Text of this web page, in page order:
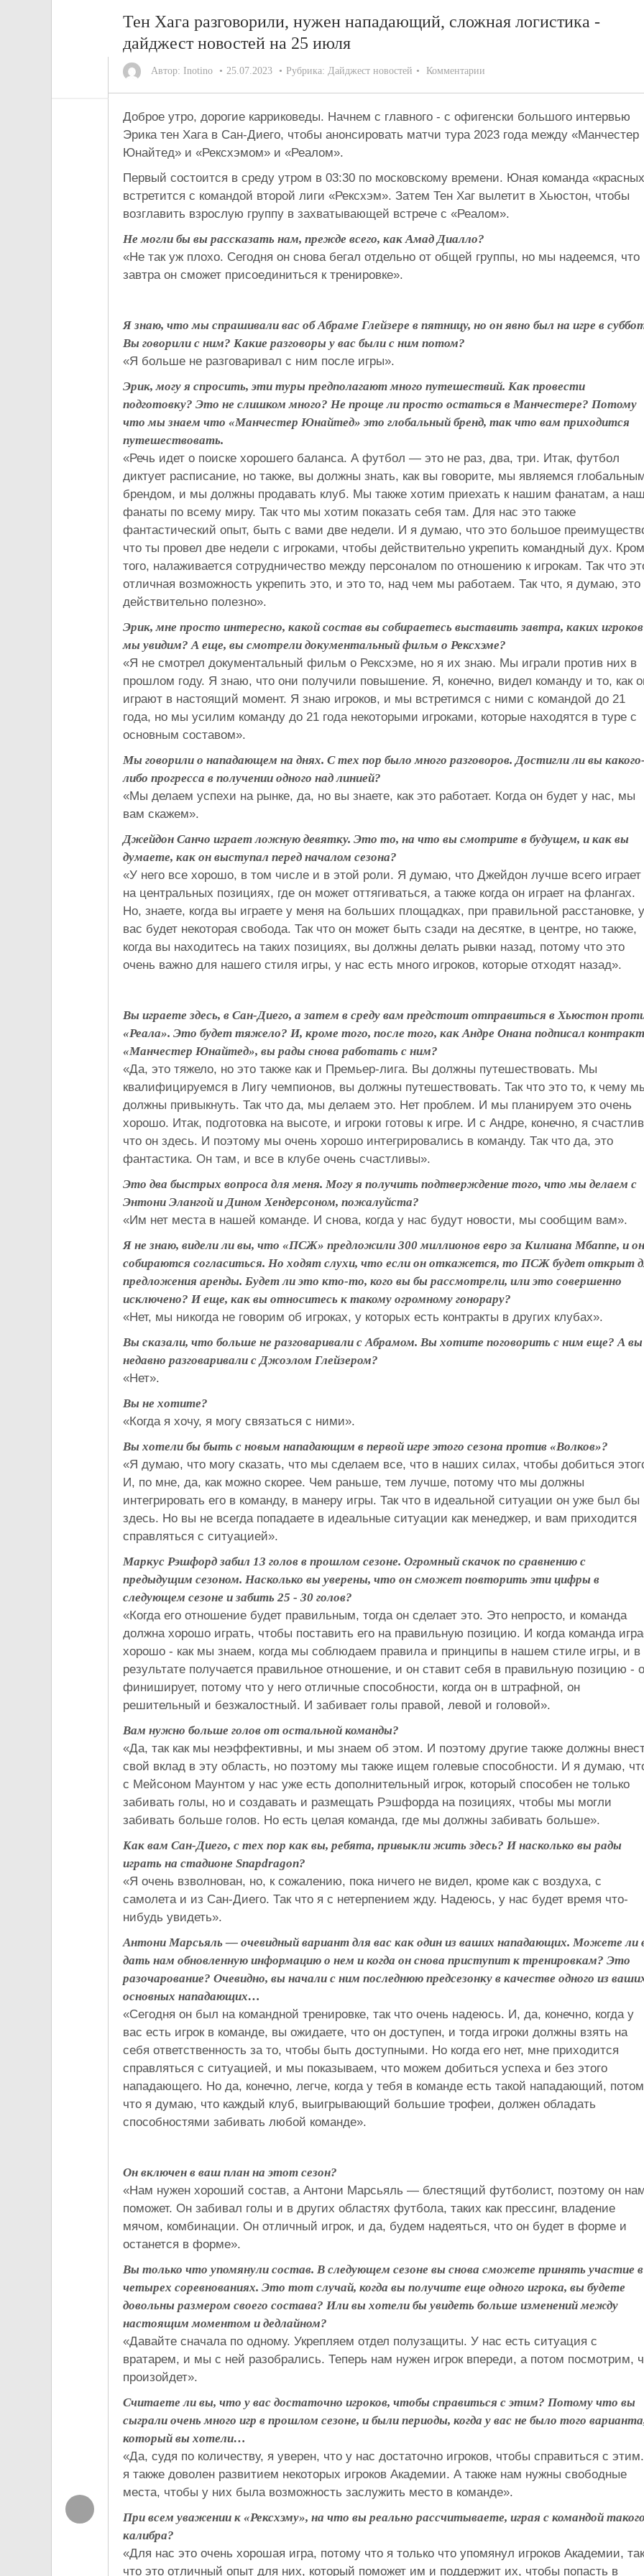
Тен Хага разговорили, нужен нападающий, сложная логистика -
дайджест новостей на 25 июля
Автор: Inotino 25.07.2023 Рубрика: Дайджест новостей Комментарии
Доброе утро, дорогие карриковеды. Начнем с главного - с офигенски большого интервью
Эрика тен Хага в Сан-Диего, чтобы анонсировать матчи тура 2023 года между «Манчестер
Юнайтед» и «Рексхэмом» и «Реалом».
Первый состоится в среду утром в 03:30 по московскому времени. Юная команда
встретится с командой второй лиги «Рексхэм». Затем Тен Хаг вылетит в Хьюстон, чтобы
возглавить взрослую группу в захватывающей встрече с «Реалом».
Не могли бы вы рассказать нам, прежде всего, как Амад Диалло?
«Не так уж плохо. Сегодня он снова бегал отдельно от общей группы, но мы надеемся, что
завтра он сможет присоединиться к тренировке».
Я знаю, что мы спрашивали вас об Абраме Глейзере в пятницу, но он явно был на игре в
Вы говорили с ним? Какие разговоры у вас были с ним потом?
«Я больше не разговаривал с ним после игры».
Эрик, могу я спросить, эти туры предполагают много путешествий. Как провести
подготовку? Это не слишком много? Не проще ли просто остаться в Манчестере? Потому
что мы знаем что «Манчестер Юнайтед» это глобальный бренд, так что вам приходится
путешествовать.
«Речь идет о поиске хорошего баланса. А футбол — это не раз, два, три. Итак, футбол
диктует расписание, но также, вы должны знать, как вы говорите, мы являемся
брендом, и мы должны продавать клуб. Мы также хотим приехать к нашим фанатам, а
фанаты по всему миру. Так что мы хотим показать себя там. Для нас это также
фантастический опыт, быть с вами две недели. И я думаю, что это большое
что ты провел две недели с игроками, чтобы действительно укрепить командный дух.
того, налаживается сотрудничество между персоналом по отношению к игрокам. Так что
отличная возможность укрепить это, и это то, над чем мы работаем. Так что, я думаю, это
действительно полезно».
Эрик, мне просто интересно, какой состав вы собираетесь выставить завтра, каких игроков
мы увидим? А еще, вы смотрели документальный фильм о Рексхэме?
«Я не смотрел документальный фильм о Рексхэме, но я их знаю. Мы играли против них в
прошлом году. Я знаю, что они получили повышение. Я, конечно, видел команду и то, как
играют в настоящий момент. Я знаю игроков, и мы встретимся с ними с командой до 21
года, но мы усилим команду до 21 года некоторыми игроками, которые находятся в туре с
основным составом».
Мы говорили о нападающем на днях. С тех пор было много разговоров. Достигли ли вы
либо прогресса в получении одного над линией?
«Мы делаем успехи на рынке, да, но вы знаете, как это работает. Когда он будет у нас, мы
вам скажем».
Джейдон Санчо играет ложную девятку. Это то, на что вы смотрите в будущем, и как вы
думаете, как он выступал перед началом сезона?
«У него все хорошо, в том числе и в этой роли. Я думаю, что Джейдон лучше всего играет
на центральных позициях, где он может оттягиваться, а также когда он играет на флангах.
Но, знаете, когда вы играете у меня на больших площадках, при правильной расстановке, у
вас будет некоторая свобода. Так что он может быть сзади на десятке, в центре, но также,
когда вы находитесь на таких позициях, вы должны делать рывки назад, потому что это
очень важно для нашего стиля игры, у нас есть много игроков, которые отходят назад».
Вы играете здесь, в Сан-Диего, а затем в среду вам предстоит отправиться в Хьюстон
«Реала». Это будет тяжело? И, кроме того, после того, как Андре Онана подписал
«Манчестер Юнайтед», вы рады снова работать с ним?
«Да, это тяжело, но это также как и Премьер-лига. Вы должны путешествовать. Мы
квалифицируемся в Лигу чемпионов, вы должны путешествовать. Так что это то, к чему
должны привыкнуть. Так что да, мы делаем это. Нет проблем. И мы планируем это очень
хорошо. Итак, подготовка на высоте, и игроки готовы к игре. И с Андре, конечно, я
что он здесь. И поэтому мы очень хорошо интегрировались в команду. Так что да, это
фантастика. Он там, и все в клубе очень счастливы».
Это два быстрых вопроса для меня. Могу я получить подтверждение того, что мы делаем с
Энтони Элангой и Дином Хендерсоном, пожалуйста?
«Им нет места в нашей команде. И снова, когда у нас будут новости, мы сообщим вам».
Я не знаю, видели ли вы, что «ПСЖ» предложили 300 миллионов евро за Килиана Мбаппе, и
собираются согласиться. Но ходят слухи, что если он откажется, то ПСЖ будет открыт
предложения аренды. Будет ли это кто-то, кого вы бы рассмотрели, или это совершенно
исключено? И еще, как вы относитесь к такому огромному гонорару?
«Нет, мы никогда не говорим об игроках, у которых есть контракты в других клубах».
Вы сказали, что больше не разговаривали с Абрамом. Вы хотите поговорить с ним еще? А вы
недавно разговаривали с Джоэлом Глейзером?
«Нет».
Вы не хотите?
«Когда я хочу, я могу связаться с ними».
Вы хотели бы быть с новым нападающим в первой игре этого сезона против «Волков»?
«Я думаю, что могу сказать, что мы сделаем все, что в наших силах, чтобы добиться
И, по мне, да, как можно скорее. Чем раньше, тем лучше, потому что мы должны
интегрировать его в команду, в манеру игры. Так что в идеальной ситуации он уже был бы
здесь. Но вы не всегда попадаете в идеальные ситуации как менеджер, и вам приходится
справляться с ситуацией».
Маркус Рэшфорд забил 13 голов в прошлом сезоне. Огромный скачок по сравнению с
предыдущим сезоном. Насколько вы уверены, что он сможет повторить эти цифры в
следующем сезоне и забить 25 - 30 голов?
«Когда его отношение будет правильным, тогда он сделает это. Это непросто, и команда
должна хорошо играть, чтобы поставить его на правильную позицию. И когда команда
хорошо - как мы знаем, когда мы соблюдаем правила и принципы в нашем стиле игры, и в
результате получается правильное отношение, и он ставит себя в правильную позицию -
финиширует, потому что у него отличные способности, когда он в штрафной, он
решительный и безжалостный. И забивает голы правой, левой и головой».
Вам нужно больше голов от остальной команды?
«Да, так как мы неэффективны, и мы знаем об этом. И поэтому другие также должны
свой вклад в эту область, но поэтому мы также ищем голевые способности. И я думаю,
с Мейсоном Маунтом у нас уже есть дополнительный игрок, который способен не только
забивать голы, но и создавать и размещать Рэшфорда на позициях, чтобы мы могли
забивать больше голов. Но есть целая команда, где мы должны забивать больше».
Как вам Сан-Диего, с тех пор как вы, ребята, привыкли жить здесь? И насколько вы рады
играть на стадионе Snapdragon?
«Я очень взволнован, но, к сожалению, пока ничего не видел, кроме как с воздуха, с
самолета и из Сан-Диего. Так что я с нетерпением жду. Надеюсь, у нас будет время что-
нибудь увидеть».
Антони Марсьяль — очевидный вариант для вас как один из ваших нападающих. Можете ли
дать нам обновленную информацию о нем и когда он снова приступит к тренировкам? Это
разочарование? Очевидно, вы начали с ним последнюю предсезонку в качестве одного из
основных нападающих…
«Сегодня он был на командной тренировке, так что очень надеюсь. И, да, конечно, когда у
вас есть игрок в команде, вы ожидаете, что он доступен, и тогда игроки должны взять на
себя ответственность за то, чтобы быть доступными. Но когда его нет, мне приходится
справляться с ситуацией, и мы показываем, что можем добиться успеха и без этого
нападающего. Но да, конечно, легче, когда у тебя в команде есть такой нападающий,
что я думаю, что каждый клуб, выигрывающий большие трофеи, должен обладать
способностями забивать любой команде».
Он включен в ваш план на этот сезон?
«Нам нужен хороший состав, а Антони Марсьяль — блестящий футболист, поэтому он
поможет. Он забивал голы и в других областях футбола, таких как прессинг, владение
мячом, комбинации. Он отличный игрок, и да, будем надеяться, что он будет в форме и
останется в форме».
Вы только что упомянули состав. В следующем сезоне вы снова сможете принять участие в
четырех соревнованиях. Это тот случай, когда вы получите еще одного игрока, вы будете
довольны размером своего состава? Или вы хотели бы увидеть больше изменений между
настоящим моментом и дедлайном?
«Давайте сначала по одному. Укрепляем отдел полузащиты. У нас есть ситуация с
вратарем, и мы с ней разобрались. Теперь нам нужен игрок впереди, а потом посмотрим,
произойдет».
Считаете ли вы, что у вас достаточно игроков, чтобы справиться с этим? Потому что вы
сыграли очень много игр в прошлом сезоне, и были периоды, когда у вас не было того
который вы хотели…
«Да, судя по количеству, я уверен, что у нас достаточно игроков, чтобы справиться с
я также доволен развитием некоторых игроков Академии. А также нам нужны свободные
места, чтобы у них была возможность заслужить место в команде».
При всем уважении к «Рексхэму», на что вы реально рассчитываете, играя с командой
калибра?
«Для нас это очень хорошая игра, потому что я только что упомянул игроков Академии, так
что это отличный опыт для них, который поможет им и поддержит их, чтобы попасть в